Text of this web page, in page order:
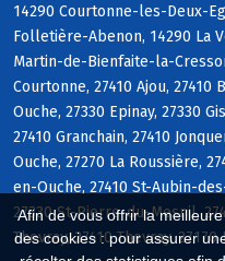
Afin de vous offrir la
des cookies : pour assurer
14290 Courtonne-les-Deux-
Folletière-Abenon, 14290 La
Martin-de-Bienfaite-la-
Courtonne, 27410 Ajou,
Ouche, 27330 Epinay, 27330
27410 Granchain, 27410
Ouche, 27270 La Roussière,
en-Ouche, 27410 St-Aubin-
27330 St-Pierre-du-Mesnil,
Thevray, 27410 Thevray, 27170